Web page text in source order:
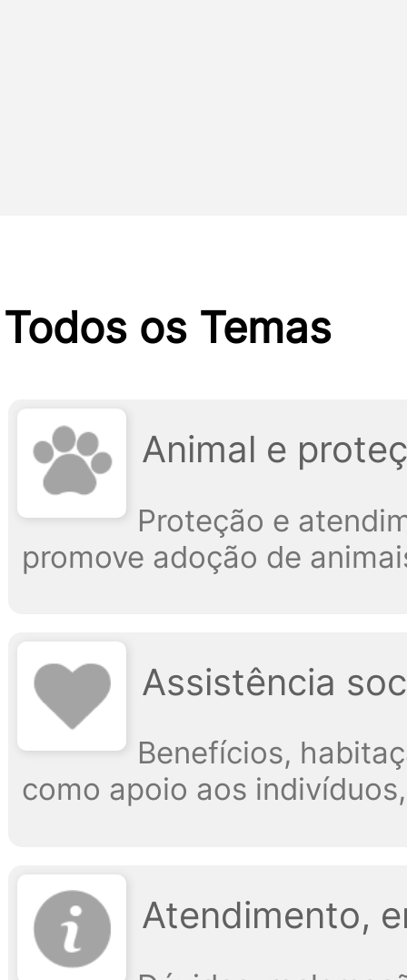
Todos os Temas
Animal e
Proteção e
promove adoção de
Assistência
Benefícios,
como apoio aos
Atendimento,